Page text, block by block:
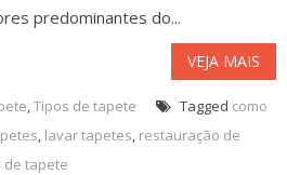
predominantes do...
VEJA MAIS
,Tipos de tapete Tagged como
, lavar tapetes, restauração de
de tapete